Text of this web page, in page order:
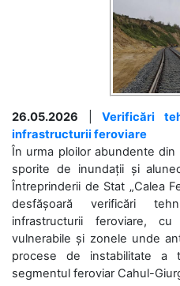
26.05.2026 |Verificări
infrastructurii feroviare
În urma ploilor abundente
sporite de inundații și
Întreprinderii de Stat „Calea
desfășoară verificări
infrastructurii feroviare,
vulnerabile și zonele unde
procese de instabilitate a
segmentul feroviar Cahul-